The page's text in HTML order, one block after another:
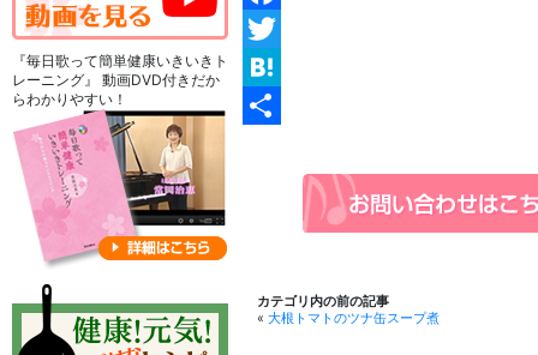
Facebook
Twitter
Hatena
カテゴリ内の前の記事
« 大根トマトのツナ缶スープ煮
『毎日歌って簡単健康いきいきト
レーニング』 動画DVD付きだか
らわかりやすい！